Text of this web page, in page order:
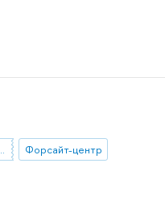
Форсайт-центр